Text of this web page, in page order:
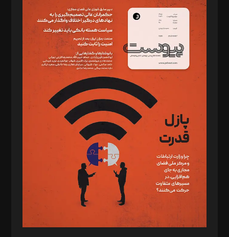
سردبیر: مهرک محمودی
دبیر تحریریه: میثم قاسمی
د‌بیر ناداستان: سمانه سمیع
د‌بیر خدمت و تجارت: ابوالفضل رجبی
د‌بیر حقوق فناوری: حسام‌الدین ایپکچی
د‌بیر پیوست جهان: مینا پاکدل
د‌بیر تحریریه آنلاین: بابک نقاش
تحریریه‌: مجتبی محمود‌ی، آرش برهمند، یسنا امان‌پور، سروش کرمیان،
مصطفی مسجدی آرانی، ابوالفضل رجبی، زهرا فکرانه، فائزه فتحی
رستمی،مصطفی باستان
ویرایش: نگار استاد‌‌آقا
طراح یونیفرم: مجید توکلی
فیلمبرداری و عکاسی: امیر شفیعی، مانی لطفی زاده
گرافیک و صفحه‌آرایی: سید‌سبحان‌علی ثابت
مد‌یر توسعه تجاری: کامبیز برید‌
امور مالی: شاپور رهبری، محمد‌ کاظمی‌نیا